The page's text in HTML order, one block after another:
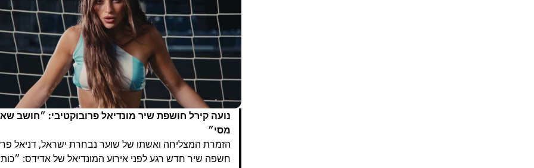
נועה קירל חושפת שיר מונדיאל פרובוקטיבי: ״חושב
מסי״
הזמרת המצליחה ואשתו של שוער נבחרת ישראל, דניאל
חשפה שיר חדש רגע לפני אירוע המונדיאל של אדידס: